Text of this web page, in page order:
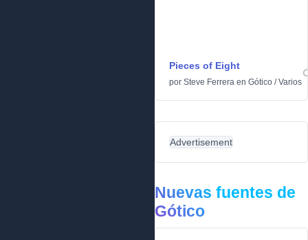
Pieces of Eight
por Steve Ferrera en Gótico /Varios
Advertisement
Nuevas fuentes de
Gótico